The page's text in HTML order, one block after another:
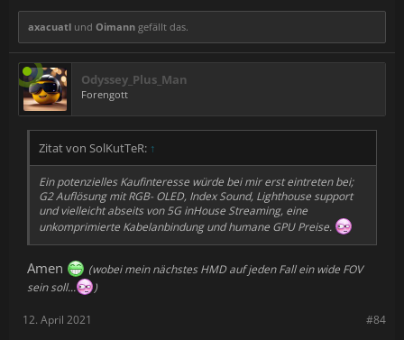
axacuatl und Oimann gefällt das.
Odyssey_Plus_Man
Forengott
Zitat von SolKutTeR: ↑
Ein potenzielles Kaufinteresse würde bei mir erst eintreten bei;
G2 Auflösung mit RGB- OLED, Index Sound, Lighthouse support
und vielleicht abseits von 5G inHouse Streaming, eine
unkomprimierte Kabelanbindung und humane GPU Preise.
Amen
(wobei mein nächstes HMD auf jeden Fall ein wide FOV
sein soll...
)
#84
12. April 2021